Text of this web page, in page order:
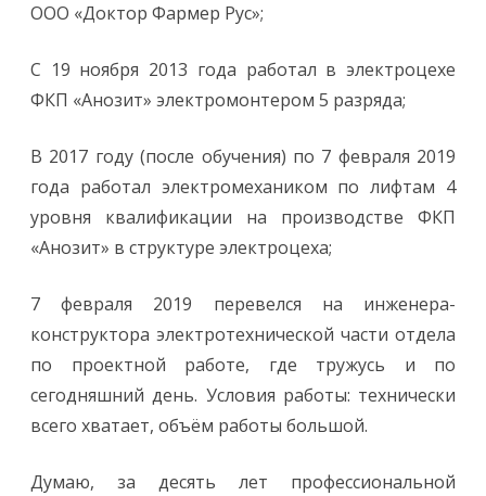
ООО «Доктор Фармер Рус»;
С 19 ноября 2013 года работал в электроцехе
ФКП «Анозит» электромонтером 5 разряда;
В 2017 году (после обучения) по 7 февраля 2019
года работал электромехаником по лифтам 4
уровня квалификации на производстве ФКП
«Анозит» в структуре электроцеха;
7 февраля 2019 перевелся на инженера-
конструктора электротехнической части отдела
по проектной работе, где тружусь и по
сегодняшний день. Условия работы: технически
всего хватает, объём работы большой.
Думаю, за десять лет профессиональной